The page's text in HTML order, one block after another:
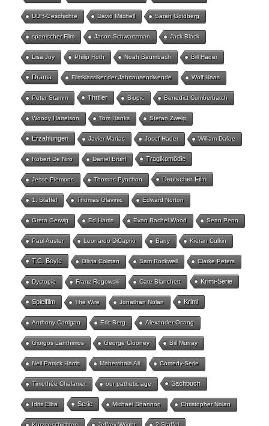
DDR-Geschichte David Mitchell Sarah Goldberg
spanischer Film Jason Schwartzman Jack Black
Lisa Joy Philip Roth Noah Baumbach Bill Hader
Drama Filmklassiker der Jahrtausendwende Wolf Haas
Peter Stamm Thriller Biopic Benedict Cumberbatch
Woody Harrelson Tom Hanks Stefan Zweig
Erzählungen Javier Marías Josef Hader William Dafoe
Robert De Niro Daniel Brühl Tragikomödie
Jesse Plemons Thomas Pynchon Deutscher Film
1. Staffel Thomas Glavinic Edward Norton
Greta Gerwig Ed Harris Evan Rachel Wood Sean Penn
Paul Auster Leonardo DiCaprio Barry Kieran Culkin
T.C. Boyle Olivia Colman Sam Rockwell Clarke Peters
Dystopie Franz Rogowski Cate Blanchett Krimi-Serie
Spielfilm The Wire Jonathan Nolan Krimi
Anthony Carrigan Eric Berg Alexander Osang
Giorgos Lanthimos George Clooney Bill Murray
Neil Patrick Harris Mahershala Ali Comedy-Serie
Timothée Chalamet our pathetic age Sachbuch
Idris Elba Serie Michael Shannon Christopher Nolan
Kurzgeschichten Jeffrey Wright 2.Staffel